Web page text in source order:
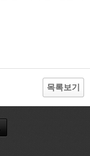
목록보기